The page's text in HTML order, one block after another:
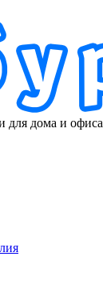
для дома и офиса